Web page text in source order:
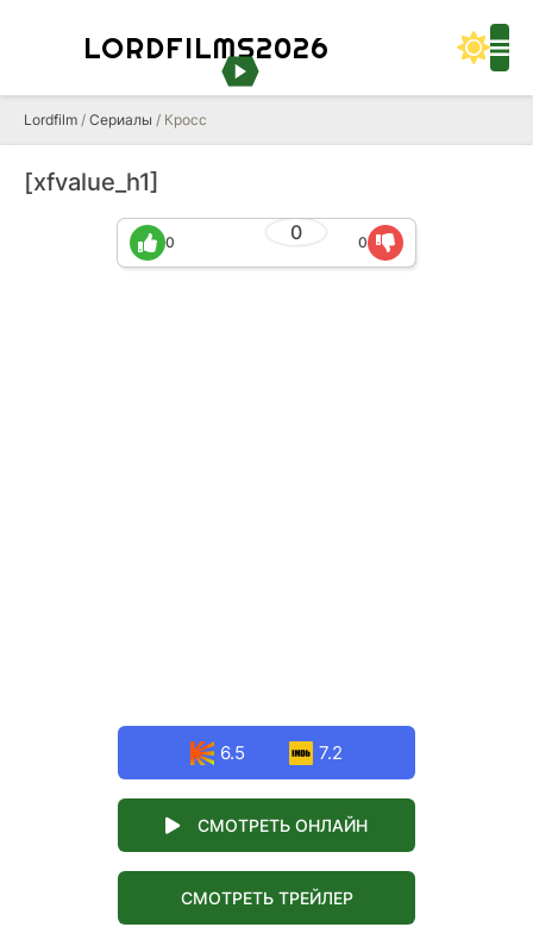
LORDFILMS2026
Lordfilm / Сериалы / Кросс
[xfvalue_h1]
0
0 0
6.5 7.2
СМОТРЕТЬ ОНЛАЙН
СМОТРЕТЬ ТРЕЙЛЕР